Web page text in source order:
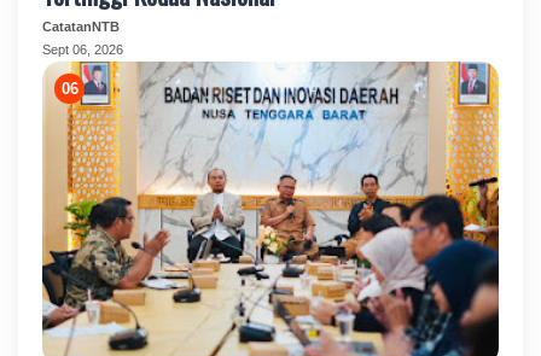
CatatanNTB
Sept 06, 2026